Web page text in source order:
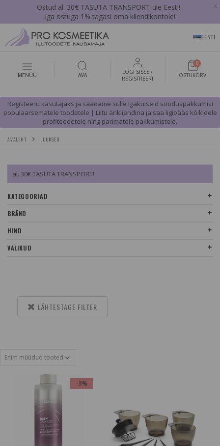
Ostud al. 30€ TASUTA TRANSPORT üle Eesti!.
Iga ostuga 1% tagasi oma kliendikontole!
x
EESTI
MENÜÜ AVA
LOGI SISSE /
REGISTREERI
0
OSTUKORV
Registeeru kasutajaks ja saadame sulle igakuiseid sooduspakkumisi
populaarsematele toodetele | Liitu ärikliendina ja saa ligipääs kõikidele
profitoodetele ning parimatele pakkumistele.
AVALEHT JUUKSED
al. 30€ TASUTA TRANSPORT!
KATEGOORIAD
BRÄND
HIND
VALIKUD
LÄHTESTAGE FILTER
-3%